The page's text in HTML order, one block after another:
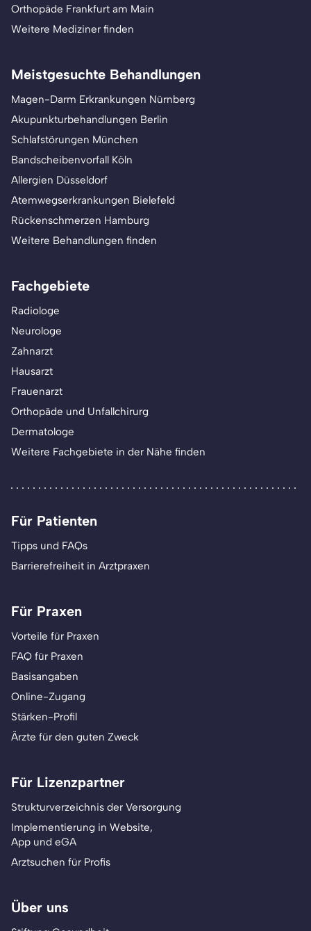
Orthopäde Frankfurt am Main
Weitere Mediziner finden
Meistgesuchte Behandlungen
Magen-Darm Erkrankungen Nürnberg
Akupunkturbehandlungen Berlin
Schlafstörungen München
Bandscheibenvorfall Köln
Allergien Düsseldorf
Atemwegserkrankungen Bielefeld
Rückenschmerzen Hamburg
Weitere Behandlungen finden
Fachgebiete
Radiologe
Neurologe
Zahnarzt
Hausarzt
Frauenarzt
Orthopäde und Unfallchirurg
Dermatologe
Weitere Fachgebiete in der Nähe finden
Für Patienten
Tipps und FAQs
Barrierefreiheit in Arztpraxen
Für Praxen
Vorteile für Praxen
FAQ für Praxen
Basisangaben
Online-Zugang
Stärken-Profil
Ärzte für den guten Zweck
Für Lizenzpartner
Strukturverzeichnis der Versorgung
Implementierung in Website,
App und eGA
Arztsuchen für Profis
Über uns